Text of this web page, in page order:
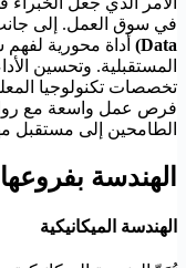
في سوق العمل. إلى
Data)
أداة محورية
المستقبلية. وتحسين
تخصصات تكنولوجيا
فرص عمل واسعة مع
الطامحين إلى مستقبل
الهندسة
الهندسة الميكانيكية